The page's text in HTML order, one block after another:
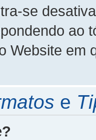
se
ao
Website em
e